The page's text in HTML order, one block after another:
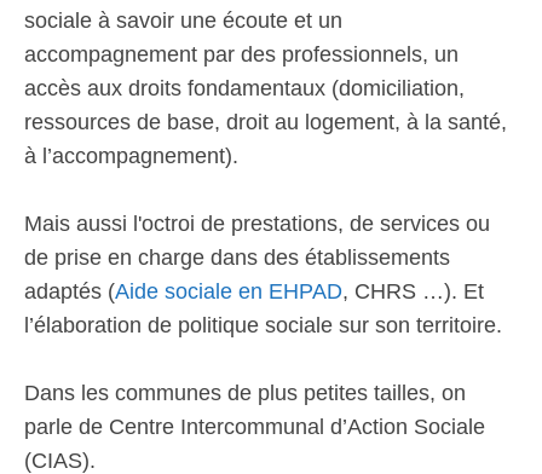
sociale à savoir une écoute et un
accompagnement par des professionnels, un
accès aux droits fondamentaux (domiciliation,
ressources de base, droit au logement, à la santé,
à l’accompagnement).
Mais aussi l'octroi de prestations, de services ou
de prise en charge dans des établissements
adaptés (Aide sociale en EHPAD, CHRS …). Et
l’élaboration de politique sociale sur son territoire.
Dans les communes de plus petites tailles, on
parle de Centre Intercommunal d’Action Sociale
(CIAS).